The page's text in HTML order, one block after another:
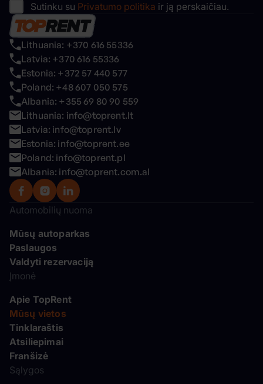
Lithuania: +370 616 55336
Latvia: +370 616 55336
Estonia: +372 57 440 577
Poland: +48 607 050 575
Albania: +355 69 80 90 559
Lithuania: info@toprent.lt
Latvia: info@toprent.lv
Estonia: info@toprent.ee
Poland: info@toprent.pl
Albania: info@toprent.com.al
Automobilių nuoma
Mūsų autoparkas
Paslaugos
Valdyti rezervaciją
Įmonė
Apie TopRent
Mūsų vietos
Tinklaraštis
Atsiliepimai
Franšizė
Sąlygos
Sutinku su Privatumo politika ir ją perskaičiau.